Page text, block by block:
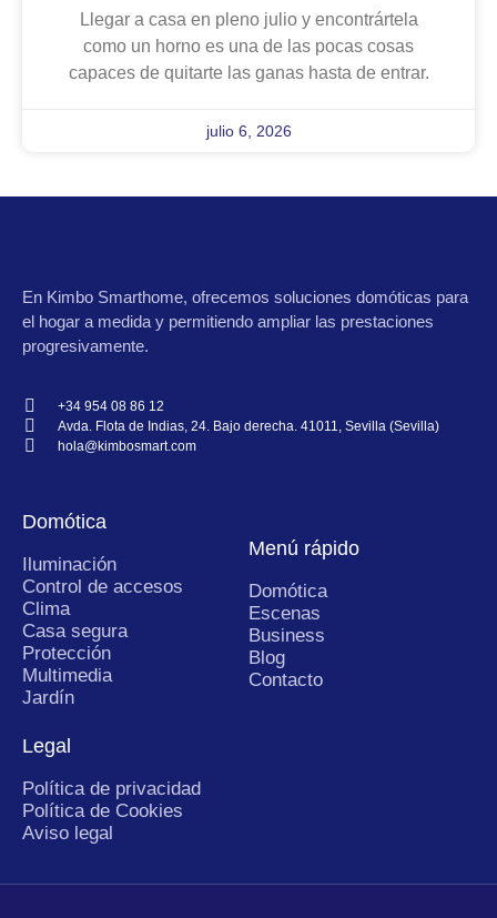
Llegar a casa en pleno julio y encontrártela
como un horno es una de las pocas cosas
capaces de quitarte las ganas hasta de entrar.
julio 6, 2026
En Kimbo Smarthome, ofrecemos soluciones domóticas para
el hogar a medida y permitiendo ampliar las prestaciones
progresivamente.
+34 954 08 86 12
Avda. Flota de Indias, 24. Bajo derecha. 41011, Sevilla (Sevilla)
hola@kimbosmart.com
Domótica
Iluminación
Control de accesos
Clima
Casa segura
Protección
Multimedia
Jardín
Menú rápido
Domótica
Escenas
Business
Blog
Contacto
Legal
Política de privacidad
Política de Cookies
Aviso legal